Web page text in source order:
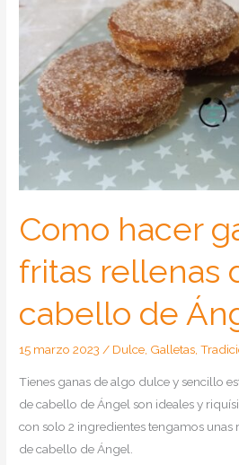
Como hacer
fritas rellenas
cabello de
15 marzo 2023/ Dulce, Galletas,
Tienes ganas de algo dulce y sencillo
de cabello de Ángel son ideales y
con solo 2 ingredientes tengamos unas
de cabello de Ángel.